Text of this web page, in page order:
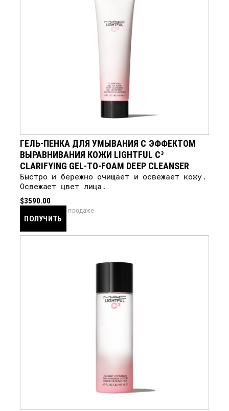
ГЕЛЬ-ПЕНКА ДЛЯ УМЫВАНИЯ С ЭФФЕКТОМ
ВЫРАВНИВАНИЯ КОЖИ LIGHTFUL C³
CLARIFYING GEL-TO-FOAM DEEP CLEANSER
Быстро и бережно очищает и освежает кожу.
Освежает цвет лица.
$3590.00
ПОЛУЧИТЬ
скоро в продаже